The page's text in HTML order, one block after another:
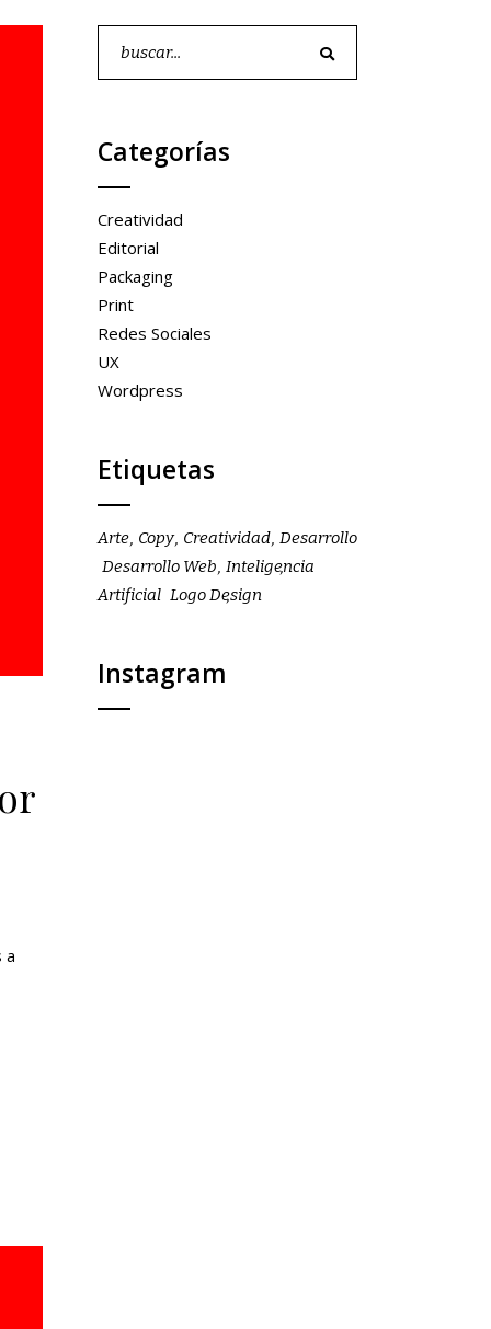
a
por:
Categorías
Creatividad
Editorial
Packaging
Print
Redes Sociales
UX
Wordpress
Etiquetas
Arte Copy Creatividad Desarrollo
Desarrollo Web Inteligencia
Artificial Logo Design
Instagram